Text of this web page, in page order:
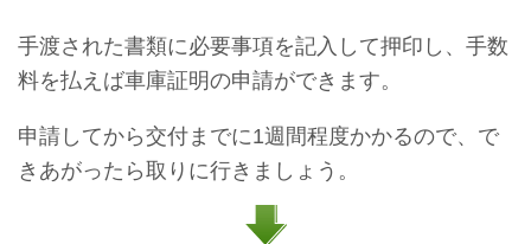
手渡された書類に必要事項を記入して押印し、手数
料を払えば車庫証明の申請ができます。
申請してから交付までに1週間程度かかるので、で
きあがったら取りに行きましょう。